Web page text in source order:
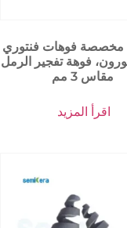
مخصصة فوهات فنتوري
فوهة تفجير الرمل
اقرأ المزيد